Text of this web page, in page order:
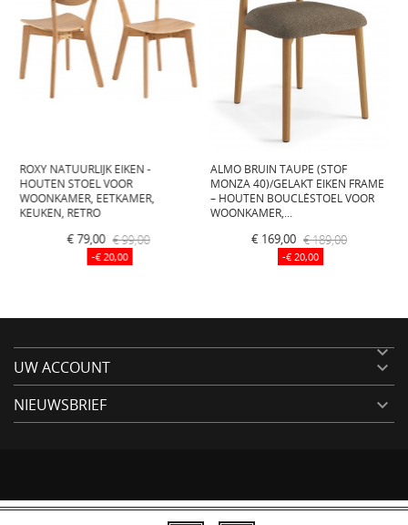
ROXY NATUURLIJK EIKEN -
HOUTEN STOEL VOOR
WOONKAMER, EETKAMER,
KEUKEN, RETRO
€ 79,00 € 99,00
-€ 20,00
ALMO BRUIN TAUPE (STOF
MONZA 40)/GELAKT EIKEN FRAME
– HOUTEN BOUCLÉSTOEL VOOR
WOONKAMER,...
€ 169,00 € 189,00
-€ 20,00

UW ACCOUNT 
NIEUWSBRIEF 